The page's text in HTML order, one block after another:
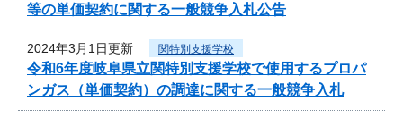
等の単価契約に関する一般競争入札公告
2024年3月1日更新 関特別支援学校
令和6年度岐阜県立関特別支援学校で使用するプロパ
ンガス（単価契約）の調達に関する一般競争入札